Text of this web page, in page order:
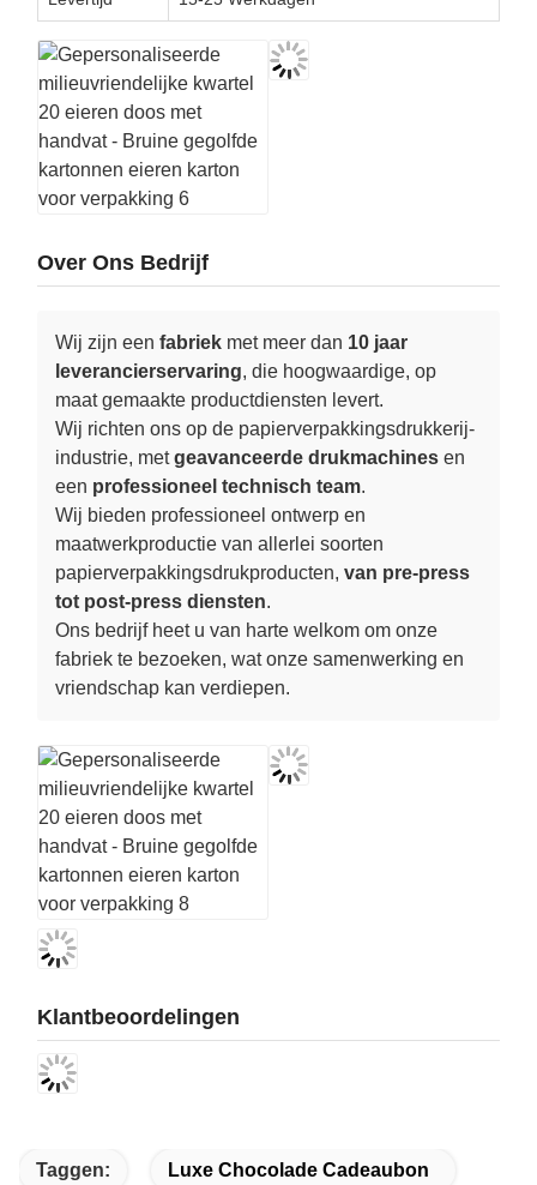
Over Ons Bedrijf
Wij zijn een fabriek met meer dan 10 jaar
leverancierservaring, die hoogwaardige, op
maat gemaakte productdiensten levert.
Wij richten ons op de papierverpakkingsdrukkerij-
industrie, metgeavanceerde drukmachines en
een professioneel technisch team.
Wij bieden professioneel ontwerp en
maatwerkproductie van allerlei soorten
papierverpakkingsdrukproducten, van pre-press
tot post-press diensten.
Ons bedrijf heet u van harte welkom om onze
fabriek te bezoeken, wat onze samenwerking en
vriendschap kan verdiepen.
Klantbeoordelingen
Taggen: Luxe Chocolade Cadeaubon